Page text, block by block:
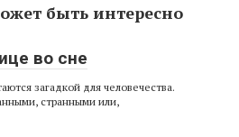
быть интересно
во сне
загадкой для человечества.
странными или,